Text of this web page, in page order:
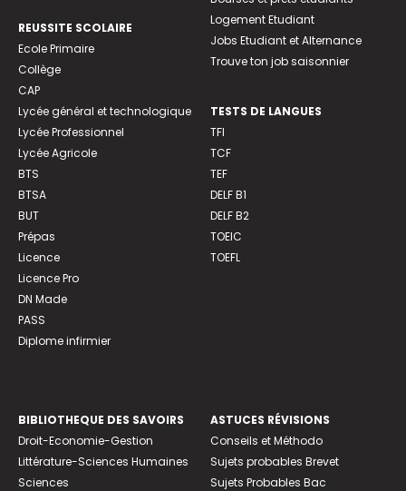
REUSSITE SCOLAIRE
Ecole Primaire
Collège
CAP
Lycée général et technologique
Lycée Professionnel
Lycée Agricole
BTS
BTSA
BUT
Prépas
Licence
Licence Pro
DN Made
PASS
Diplome infirmier
Logement Etudiant
Jobs Etudiant et Alternance
Trouve ton job saisonnier
TESTS DE LANGUES
TFI
TCF
TEF
DELF B1
DELF B2
TOEIC
TOEFL
BIBLIOTHEQUE DES SAVOIRS
Droit-Economie-Gestion
Littérature-Sciences Humaines
Sciences
ASTUCES RÉVISIONS
Conseils et Méthodo
Sujets probables Brevet
Sujets Probables Bac